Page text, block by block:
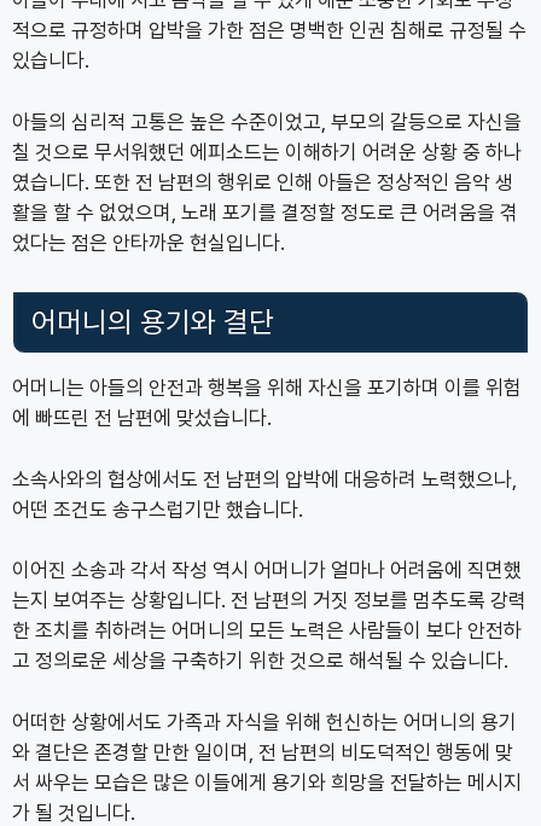
적으로 규정하며 압박을 가한 점은 명백한 인권 침해로 규정될 수
있습니다.
아들의 심리적 고통은 높은 수준이었고, 부모의 갈등으로 자신을
칠 것으로 무서워했던 에피소드는 이해하기 어려운 상황 중 하나
였습니다. 또한 전 남편의 행위로 인해 아들은 정상적인 음악 생
활을 할 수 없었으며, 노래 포기를 결정할 정도로 큰 어려움을 겪
었다는 점은 안타까운 현실입니다.
어머니의 용기와 결단
어머니는 아들의 안전과 행복을 위해 자신을 포기하며 이를 위험
에 빠뜨린 전 남편에 맞섰습니다.
소속사와의 협상에서도 전 남편의 압박에 대응하려 노력했으나,
어떤 조건도 송구스럽기만 했습니다.
이어진 소송과 각서 작성 역시 어머니가 얼마나 어려움에 직면했
는지 보여주는 상황입니다. 전 남편의 거짓 정보를 멈추도록 강력
한 조치를 취하려는 어머니의 모든 노력은 사람들이 보다 안전하
고 정의로운 세상을 구축하기 위한 것으로 해석될 수 있습니다.
어떠한 상황에서도 가족과 자식을 위해 헌신하는 어머니의 용기
와 결단은 존경할 만한 일이며, 전 남편의 비도덕적인 행동에 맞
서 싸우는 모습은 많은 이들에게 용기와 희망을 전달하는 메시지
가 될 것입니다.